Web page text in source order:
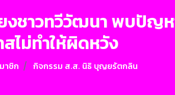
ชาวทวีวัฒนา พบปัญ
ไม่ทำให้ผิดหวัง
าชิก กิจกรรม ส.ส. นิธิ บุญยรัตกลิน